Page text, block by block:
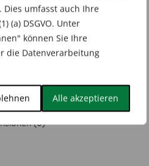
umfasst auch Ihre
(a) DSGVO. Unter
können Sie Ihre
die Datenverarbeitung
Alle akzeptieren
TCG ,Elite Trainer Boxes
Gewalten der Zeit Top
Informationen
(0)